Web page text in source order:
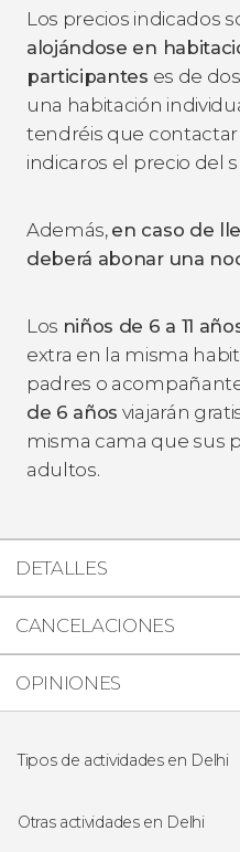
Los precios indicados
alojándose en
participantes es de
una habitación
tendréis que
indicaros el precio del
Además, en caso de
deberá abonar una
Los niños de 6 a 11
extra en la misma
padres o
de 6 años viajarán
misma cama que sus
adultos.
DETALLES
CANCELACIONES
OPINIONES
Tipos de actividades en Delhi
Excursiones de un día
Otras actividades en Delhi